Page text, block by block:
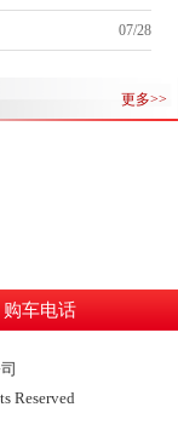
07/28
更多>>
购车电话
Reserved